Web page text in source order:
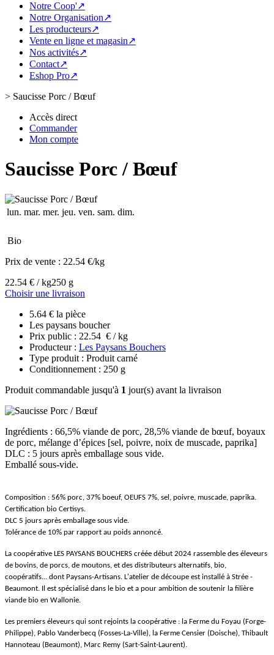
Notre Coop'↗
Notre Organisation↗
Les producteurs↗
Vente en ligne et magasin↗
Nos activités↗
Contact↗
Eshop Pro↗
> Saucisse Porc / Bœuf
Accès direct
Commander
Mon compte
Saucisse Porc / Bœuf
lun. mar. mer. jeu. ven. sam. dim.
Bio
Prix de vente : 22.54 €/kg
22.54 € / kg250 g
Choisir une livraison
5.64 € la pièce
Les paysans boucher
Prix public : 22.54 € / kg
Producteur : Les Paysans Bouchers
Type produit : Produit carné
Conditionnement : 250 g
Produit commandable jusqu'à 1 jour(s) avant la livraison
Ingrédients : 66,5% viande de porc, 28,5% viande de bœuf, boyaux
de porc, mélange d’épices [sel, poivre, noix de muscade, paprika]
DLC : 5 jours après emballage sous vide.
Emballé sous-vide.
Composition : 56% porc, 37% boeuf, OEUFS 7%, sel, poivre, muscade, paprika.
Certification bio Certisys.
DLC 5 jours après emballage sous vide.
Tolérance de 10% par rapport au poids annoncé.
La coopérative LES PAYSANS BOUCHERS créée début 2024 rassemble des éleveurs
de bovins, de porcs, de moutons, et des distributeurs alternatifs, bio,
coopératifs... dont Paysans-Artisans. L'atelier de découpe est installé à Strée -
Beaumont. Il est spécialisé dans le bio et a pour ambition de soutenir la filière
viande bio en Wallonie.
Les premiers éleveurs qui sont rejoints la coopérative : la Ferme du Foyau (Forge-
Philippe), Pablo Vanderbecq (Fosses-La-Ville), la Ferme Censier (Doische), Thibault
Hannoteau (Beaumont), Marc Remy (Sart-Saint-Laurent).